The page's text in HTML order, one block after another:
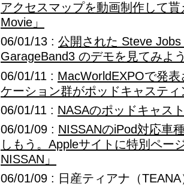
アクセスマップを動画制作して
Movie」
06/01/13 : 公開された Steve
GarageBand3 のデモを見てみよ
06/01/11 : MacWorldEXPOで発
ケーション群がポッドキャスティ
06/01/11 : NASAのポッドキャス
06/01/09 : NISSANのiPod対応車
しもう。Appleサイトに特別ペー
NISSAN」
06/01/09 : 日産ティアナ（